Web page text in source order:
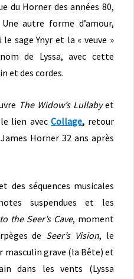
du Horner des années 80,
autre forme d’amour,
sage Ynyr et la « veuve »
de Lyssa, avec cette
et des cordes.
The Widow’s Lullabyet
lien avecCollage, retour
Horner 32 ans après
des séquences musicales
suspendues et les
the Seer’s Cave, moment
de Seer’s Vision, le
grave (la Bête) et
dans les vents (Lyssa